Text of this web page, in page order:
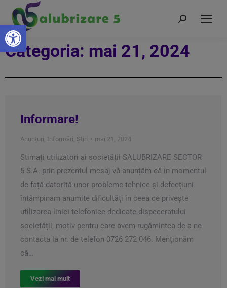
Deschide bara de unelte
Categoria: mai 21, 2024
Informare!
Anunțuri, Informări, Știri mai 21, 2024
Stimați utilizatori ai societății SALUBRIZARE SECTOR
5 S.A. prin prezentul mesaj vă anunțăm că în momentul
de față datorită unor probleme tehnice și defecțiuni
întâmpinam anumite dificultăți în ceea ce privește
utilizarea liniei telefonice dedicate dispeceratului
societății, motiv pentru care avem rugămintea de a ne
contacta la nr. de telefon 0726 272 046. Menționăm
că…
Vezi mai mult